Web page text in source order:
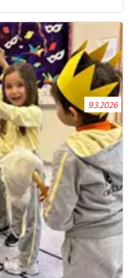
merak ettik,
Oyunlar ve keşifler
ne kadar eğlenceli
önemli bir öğrenme
9.3.2026